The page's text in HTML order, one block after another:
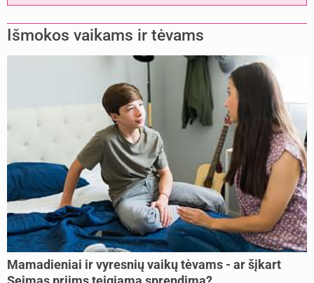
Išmokos vaikams ir tėvams
Mamadieniai ir vyresnių vaikų tėvams - ar šįkart